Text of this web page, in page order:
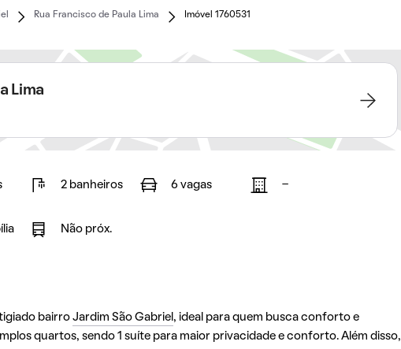
Rua Francisco de Paula Lima Imóvel 1760531
Lima
2 banheiros 6 vagas -
Não próx.
bairro Jardim São Gabriel , ideal para quem busca conforto e
quartos, sendo 1 suíte para maior privacidade e conforto. Além disso,